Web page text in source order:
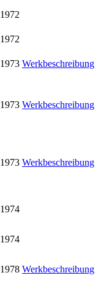
1972
1972
1973 Werkbeschreibung
1973 Werkbeschreibung
1973 Werkbeschreibung
1974
1974
1978 Werkbeschreibung